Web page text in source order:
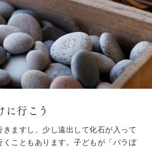
行こう
きますし、少し遠出して化石が入って
くこともあります。子どもが「バラぼ